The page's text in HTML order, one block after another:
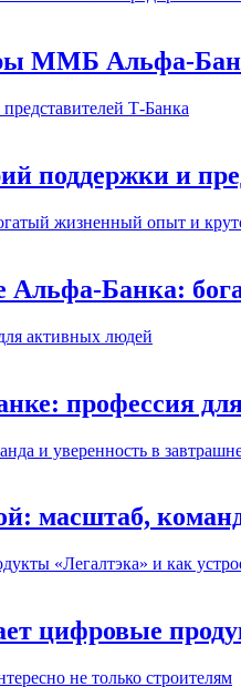
ММБ Альфа-
поддержки и
Альфа-Банка:
профессия
масштаб,
цифровые